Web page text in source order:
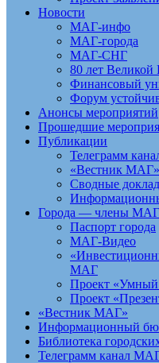
Новости
МАГ-инфо
МАГ-города
МАГ-СНГ
80 лет Великой
Финансовый
Форум
Анонсы мероприятий
Прошедшие
Публикации
Телеграмм
«Вестник МАГ»
Сводные
Города — члены МАГ
Паспорт города
МАГ-Видео
МАГ
Проект «Умный
Проект
«Вестник МАГ»
Информационный
Библиотека
Телеграмм канал